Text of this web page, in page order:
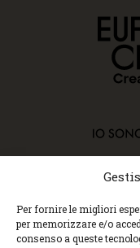
Per fornire le migliori
per memorizzare e/o
consenso a queste
Copyright ©
contenuto può
sito approvi